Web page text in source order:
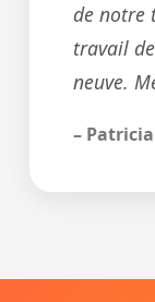
de notre
travail
neuve.
–